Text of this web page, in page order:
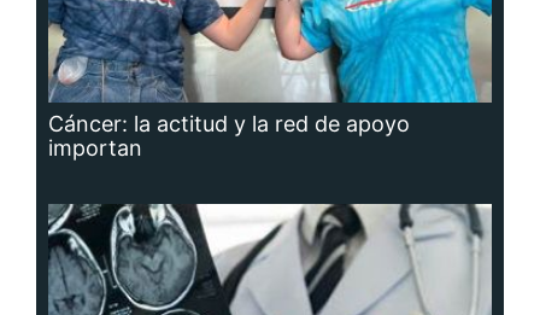
Cáncer: la actitud y la red de apoyo
importan